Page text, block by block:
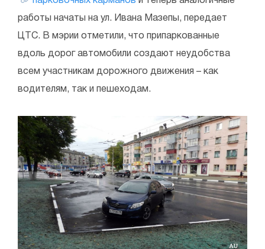
работы начаты на ул. Ивана Мазепы, передает
ЦТС. В мэрии отметили, что припаркованные
вдоль дорог автомобили создают неудобства
всем участникам дорожного движения – как
водителям, так и пешеходам.